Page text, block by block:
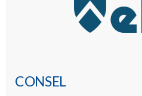
CONSEL